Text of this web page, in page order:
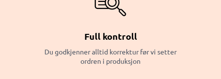
Full kontroll
Du godkjenner alltid korrektur før vi setter
ordren i produksjon